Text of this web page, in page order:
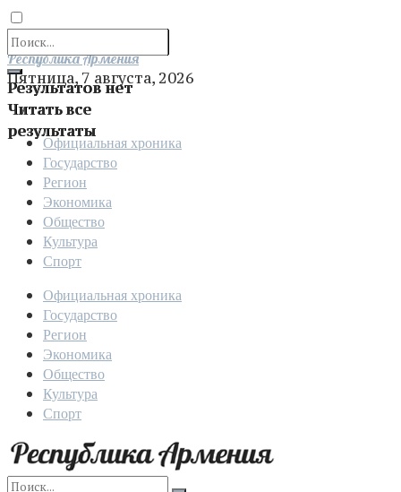
Результатов нет
Читать все
результаты
Отправить
Республика Армения
Пятница, 7 августа, 2026
Официальная хроника
Государство
Регион
Экономика
Общество
Культура
Спорт
Официальная хроника
Государство
Регион
Экономика
Общество
Культура
Спорт